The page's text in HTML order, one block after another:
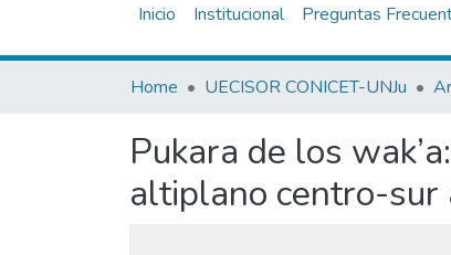
Inicio Institucional Preguntas
Home UECISOR CONICET-UNJu
Pukara de los
altiplano centro-sur